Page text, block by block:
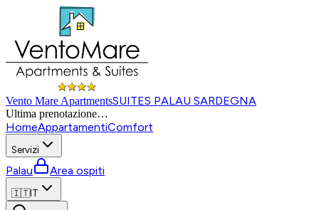
Vento Mare ApartmentsSUITES PALAU SARDEGNA
Ultima prenotazione…
HomeAppartamentiComfort
Servizi
Palau Area ospiti
🇮🇹IT